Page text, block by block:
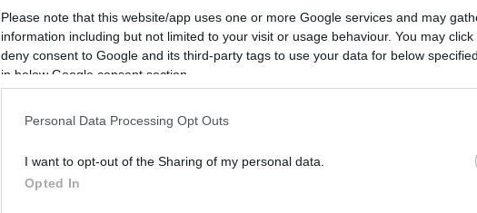
Please note that this website/app uses one or more Google services and may
information including but not limited to your visit or usage behaviour. You may
deny consent to Google and its third-party tags to use your data for below
in below Google consent section.
Personal Data Processing Opt Outs
I want to opt-out of the Sharing of my personal data.
Opted In